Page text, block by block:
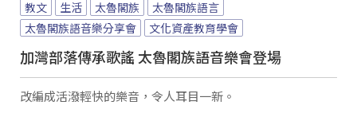
教文 生活 太魯閣族
太魯閣族語言
太魯閣族語音樂分享會
文化資產教育學會
加灣部落傳承歌謠 太魯閣族語音樂會登場
改編成活潑輕快的樂音，令人耳目一新。